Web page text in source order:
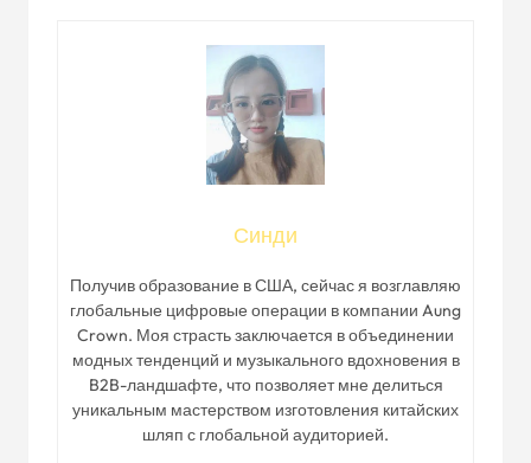
Синди
Получив образование в США, сейчас я возглавляю
глобальные цифровые операции в компании Aung
Crown. Моя страсть заключается в объединении
модных тенденций и музыкального вдохновения в
B2B-ландшафте, что позволяет мне делиться
уникальным мастерством изготовления китайских
шляп с глобальной аудиторией.